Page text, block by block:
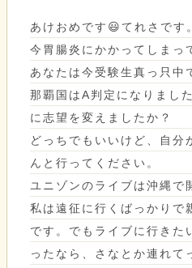
あけおめです😃てれさです。
今胃腸炎にかかってしまっ
あなたは今受験生真っ只中
那覇国はA判定になりまし
に志望を変えましたか？
どっちでもいいけど、自分
んと行ってください。
ユニゾンのライブは沖縄で
私は遠征に行くばっかりで
です。でもライブに行きた
ったなら、さなとか連れて